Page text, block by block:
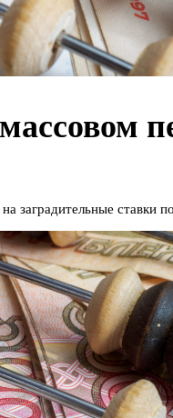
заградительные ставки